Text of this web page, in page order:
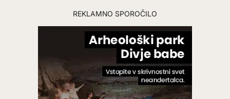
REKLAMNO SPOROČILO